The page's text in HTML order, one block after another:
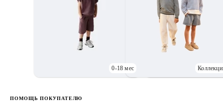
0-18 мес
ПОМОЩЬ ПОКУПАТЕЛЮ